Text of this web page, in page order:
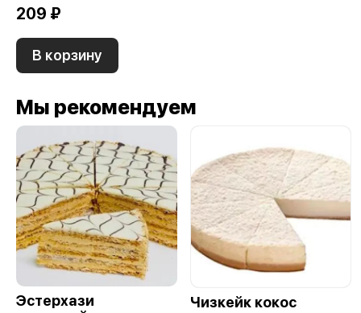
209 ₽
В корзину
Мы рекомендуем
Эстерхази
Чизкейк кокос